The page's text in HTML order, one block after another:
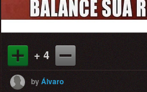
+ 4
byÁlvaro